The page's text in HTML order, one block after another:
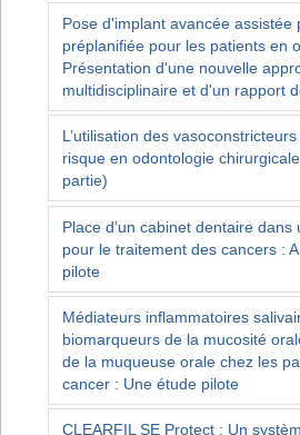
Pose d'implant avancée assistée
préplanifiée pour les patients en
Présentation d'une nouvelle
multidisciplinaire et d'un rapport
L’utilisation des
risque en odontologie
partie)
Place d’un cabinet dentaire
pour le traitement des cancers :
pilote
Médiateurs inflammatoires
biomarqueurs de la mucosité
de la muqueuse orale chez les
cancer : Une étude pilote
CLEARFIL SE Protect : Un